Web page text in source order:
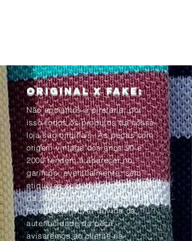
Original x Fake:
Não apoiamos a pirataria, por
isso todos os produtos da nossa
loja são originais. As peças com
origem vintage dos anos 90 e
2000 tendem à aparecer no
garimpo, eventualmente, sem
etiquetas ou com as informações
da peça apagadas pelo tempo.
Porém, se houver dúvida da
autenticidade da peça,
avisaremos ao cliente na